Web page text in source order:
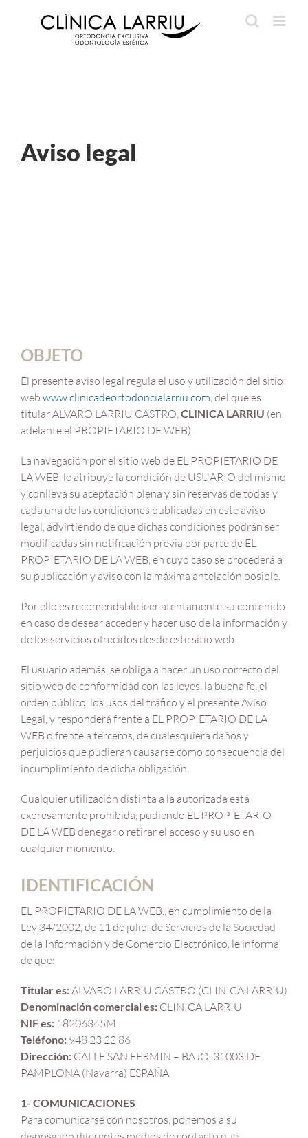
Aviso legal
OBJETO
El presente aviso legal regula el uso y utilización del sitio
web www.clinicadeortodoncialarriu.com, del que es
titular ALVARO LARRIU CASTRO,CLINICA LARRIU (en
adelante el PROPIETARIO DE WEB).
La navegación por el sitio web de EL PROPIETARIO DE
LA WEB, le atribuye la condición de USUARIO del mismo
y conlleva su aceptación plena y sin reservas de todas y
cada una de las condiciones publicadas en este aviso
legal, advirtiendo de que dichas condiciones podrán ser
modificadas sin notificación previa por parte de EL
PROPIETARIO DE LA WEB, en cuyo caso se procederá a
su publicación y aviso con la máxima antelación posible.
Por ello es recomendable leer atentamente su contenido
en caso de desear acceder y hacer uso de la información y
de los servicios ofrecidos desde este sitio web.
El usuario además, se obliga a hacer un uso correcto del
sitio web de conformidad con las leyes, la buena fe, el
orden público, los usos del tráfico y el presente Aviso
Legal, y responderá frente a EL PROPIETARIO DE LA
WEB o frente a terceros, de cualesquiera daños y
perjuicios que pudieran causarse como consecuencia del
incumplimiento de dicha obligación.
Cualquier utilización distinta a la autorizada está
expresamente prohibida, pudiendo EL PROPIETARIO
DE LA WEB denegar o retirar el acceso y su uso en
cualquier momento.
IDENTIFICACIÓN
EL PROPIETARIO DE LA WEB., en cumplimiento de la
Ley 34/2002, de 11 de julio, de Servicios de la Sociedad
de la Información y de Comercio Electrónico, le informa
de que:
Titular es:ALVARO LARRIU CASTRO (CLINICA LARRIU)
Denominación comercial es: CLINICA LARRIU
NIF es: 18206345M
Teléfono: 948 23 22 86
Dirección: CALLE SAN FERMIN – BAJO, 31003 DE
PAMPLONA (Navarra) ESPAÑA.
1- COMUNICACIONES
Para comunicarse con nosotros, ponemos a su